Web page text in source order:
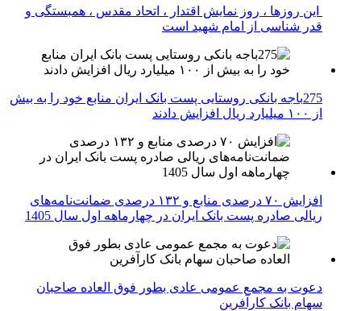
این روزها ، روز نمایش اقتدار ، اتحاد مقدس ، همبستگی و
قدر شناسی از امام شهید است
275باجه بانکی روستایی پست بانک ایران منابع خود را به بیش
از ۱۰۰ میلیارد ریال افزایش دادند
افزایش ۷۰ درصدی منابع و ۱۳۲ درصدی ضمانت‌نامه‌های
ریالی صادره پست بانک ایران در چهارماهه اول سال 1405
دعوت به مجمع عمومی عادی بطور فوق العاده صاحبان
سهام بانک کارآفرین